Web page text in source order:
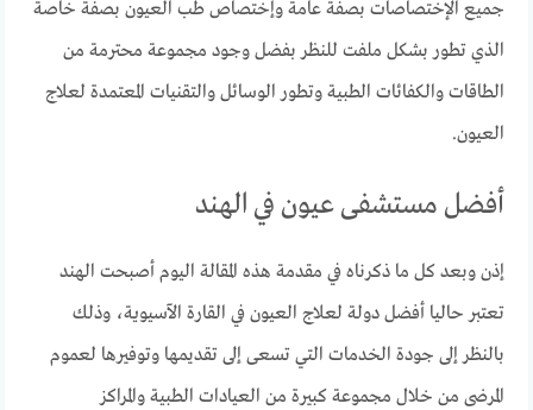
جميع الإختصاصات بصفة عامة وإختصاص طب العيون بصفة خاصة
الذي تطور بشكل ملفت للنظر بفضل وجود مجموعة محترمة من
الطاقات والكفائات الطبية وتطور الوسائل والتقنيات المعتمدة لعلاج
العيون.
أفضل مستشفى عيون في الهند
إذن وبعد كل ما ذكرناه في مقدمة هذه المقالة اليوم أصبحت الهند
تعتبر حاليا أفضل دولة لعلاج العيون في القارة الآسيوية، وذلك
بالنظر إلى جودة الخدمات التي تسعى إلى تقديمها وتوفيرها لعموم
المرضى من خلال مجموعة كبيرة من العيادات الطبية والمراكز